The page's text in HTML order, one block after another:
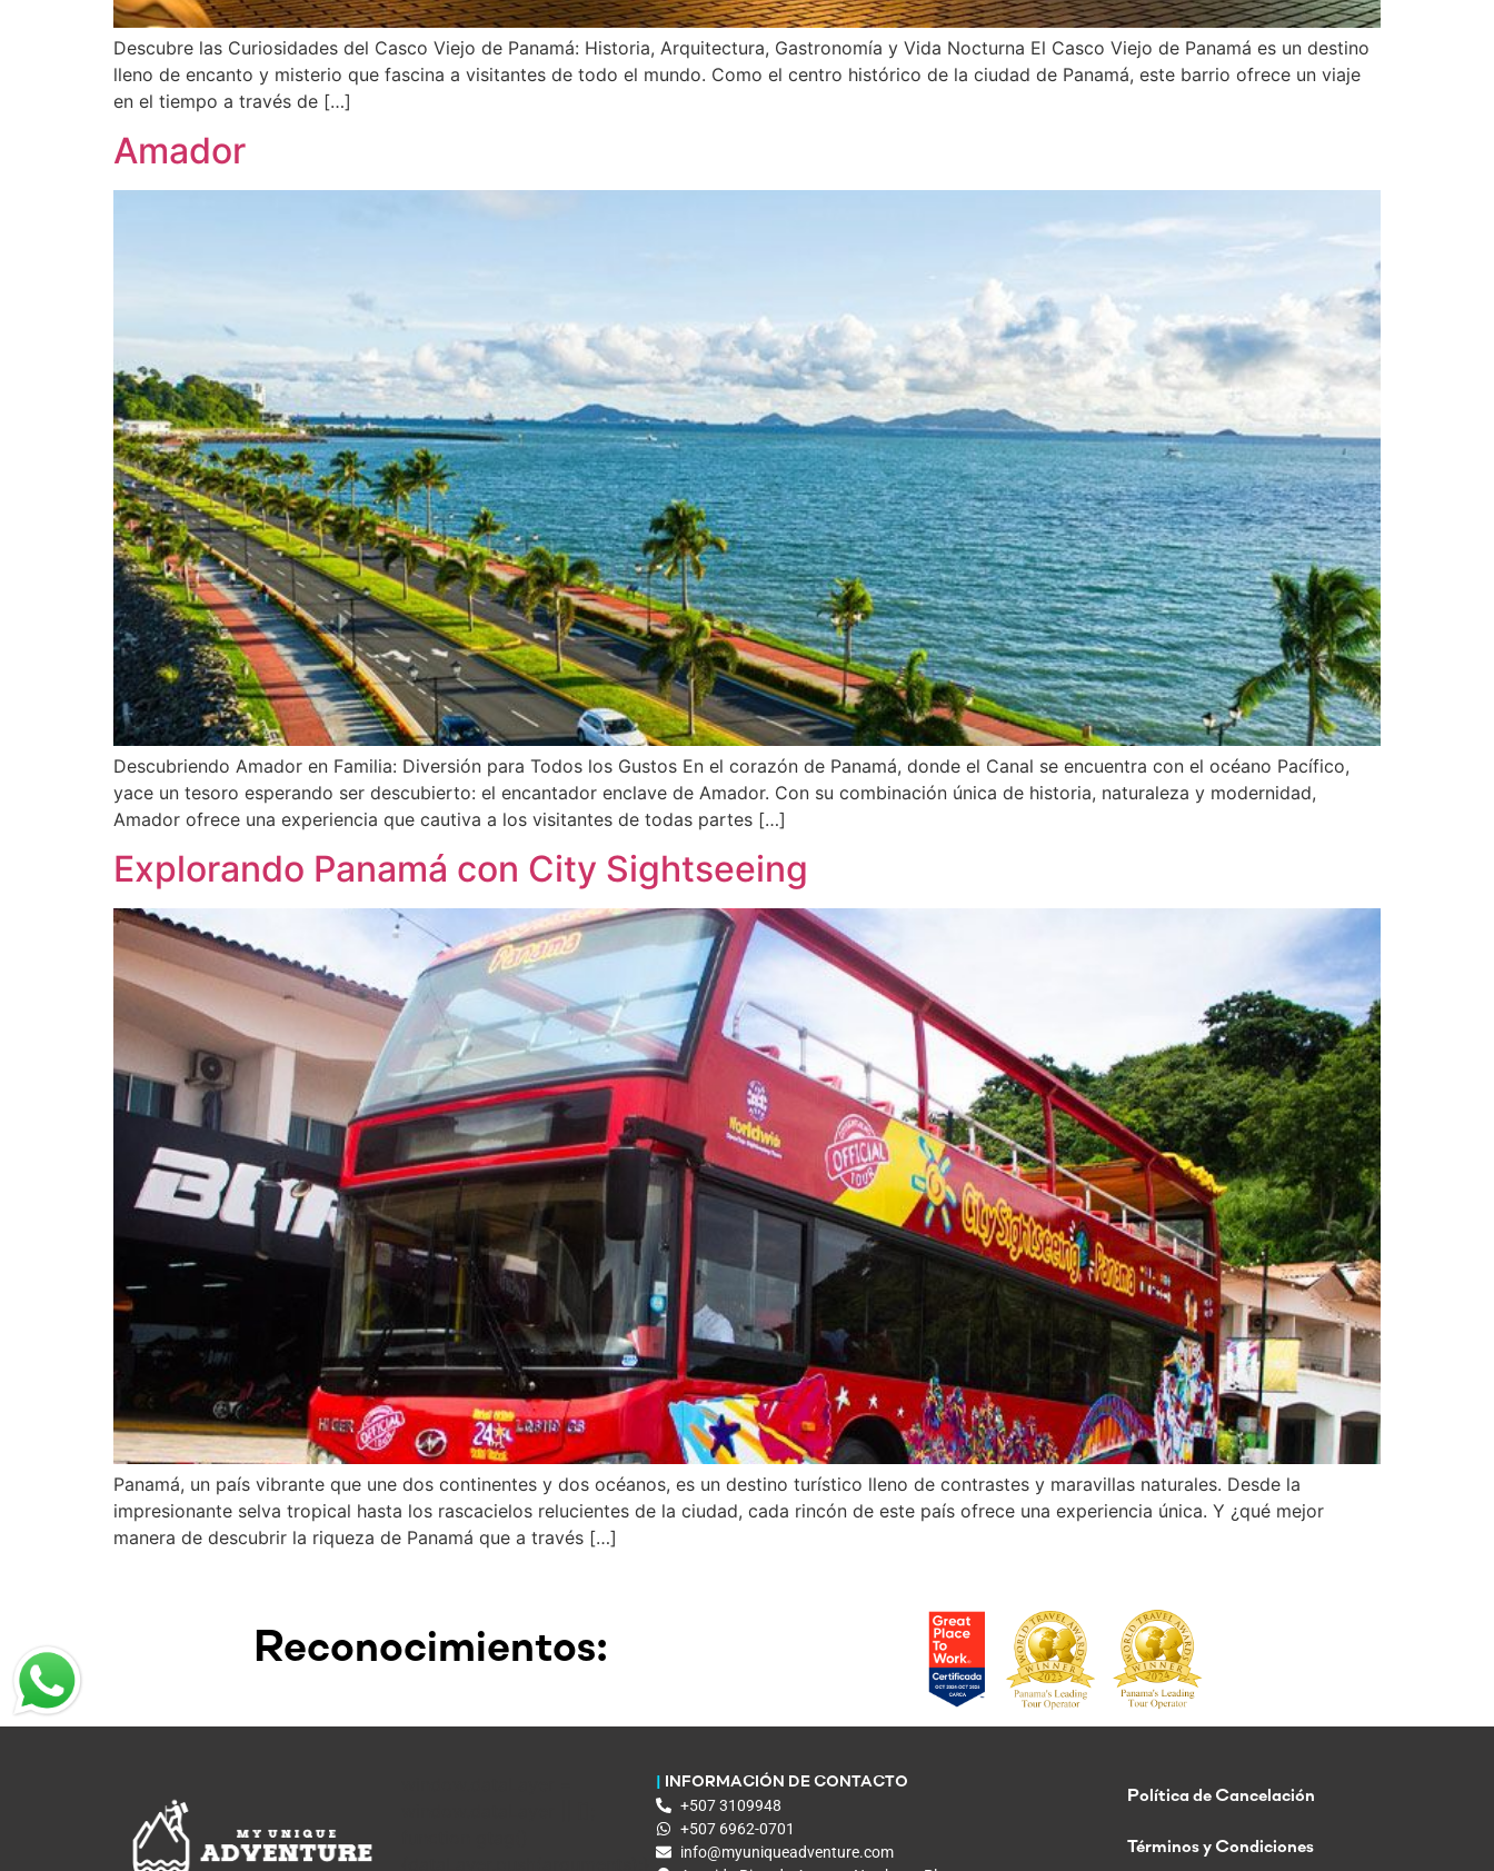
Descubre las Curiosidades del Casco Viejo de Panamá: Historia, Arquitectura, Gastronomía y Vida Nocturna El Casco Viejo de Panamá es un destino
lleno de encanto y misterio que fascina a visitantes de todo el mundo. Como el centro histórico de la ciudad de Panamá, este barrio ofrece un viaje
en el tiempo a través de […]
Amador
Descubriendo Amador en Familia: Diversión para Todos los Gustos En el corazón de Panamá, donde el Canal se encuentra con el océano Pacífico,
yace un tesoro esperando ser descubierto: el encantador enclave de Amador. Con su combinación única de historia, naturaleza y modernidad,
Amador ofrece una experiencia que cautiva a los visitantes de todas partes […]
Explorando Panamá con City Sightseeing
Panamá, un país vibrante que une dos continentes y dos océanos, es un destino turístico lleno de contrastes y maravillas naturales. Desde la
impresionante selva tropical hasta los rascacielos relucientes de la ciudad, cada rincón de este país ofrece una experiencia única. Y ¿qué mejor
manera de descubrir la riqueza de Panamá que a través […]
Reconocimientos:
INFORMACIÓN DE CONTACTO
+507 3109948
+507 6962-0701
info@myuniqueadventure.com
Política de Cancelación
Términos y Condiciones